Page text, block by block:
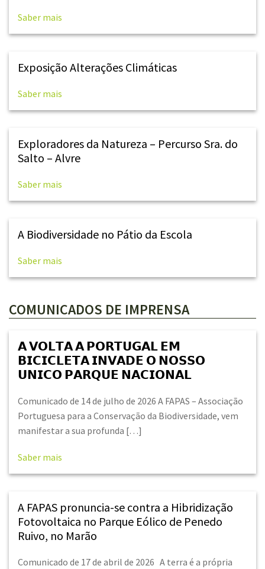
Saber mais
Exposição Alterações Climáticas
Saber mais
Exploradores da Natureza – Percurso Sra. do
Salto – Alvre
Saber mais
A Biodiversidade no Pátio da Escola
Saber mais
COMUNICADOS DE IMPRENSA
𝗔 𝗩𝗢𝗟𝗧𝗔 𝗔 𝗣𝗢𝗥𝗧𝗨𝗚𝗔𝗟 𝗘𝗠
𝗕𝗜𝗖𝗜𝗖𝗟𝗘𝗧𝗔 𝗜𝗡𝗩𝗔𝗗𝗘 𝗢 𝗡𝗢𝗦𝗦𝗢
𝗨𝗡𝗜𝗖𝗢 𝗣𝗔𝗥𝗤𝗨𝗘 𝗡𝗔𝗖𝗜𝗢𝗡𝗔𝗟
Comunicado de 14 de julho de 2026 A FAPAS – Associação
Portuguesa para a Conservação da Biodiversidade, vem
manifestar a sua profunda […]
Saber mais
A FAPAS pronuncia-se contra a Hibridização
Fotovoltaica no Parque Eólico de Penedo
Ruivo, no Marão
Comunicado de 17 de abril de 2026 A terra é a própria